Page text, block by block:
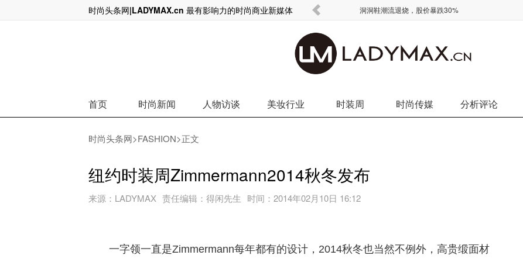
时尚头条网|LADYMAX.cn 最有影响力的时尚商业新媒体
爱马仕家族最大个人股东出局，140亿欧元没了 洞洞鞋潮流退烧，股价暴跌30%
首页 时尚新闻 人物访谈 美妆行业 时装周 时尚传媒 分析评论
时尚头条网>FASHION>正文
纽约时装周Zimmermann2014秋冬发布
来源： LADYMAX 责任编辑： 得闲先生 时间： 2014年02月10日 16:12
一字领一直是Zimmermann每年都有的设计，2014秋冬也当然不例外，高贵缎面材